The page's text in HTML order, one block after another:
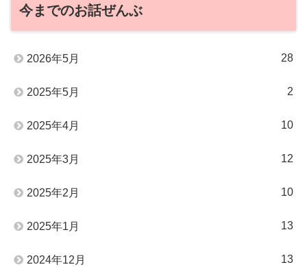
今までのお話ぜんぶ
2026年5月 28
2025年5月 2
2025年4月 10
2025年3月 12
2025年2月 10
2025年1月 13
2024年12月 13